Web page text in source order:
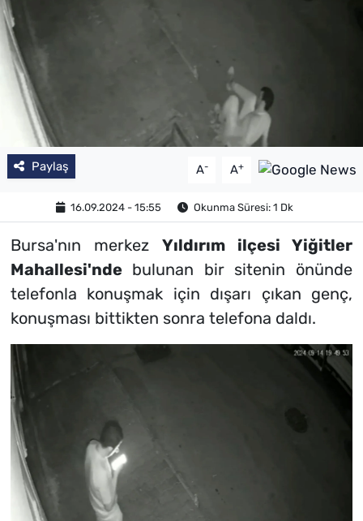
Paylaş A- A+
16.09.2024 - 15:55 Okunma Süresi: 1 Dk
Bursa'nın merkez Yıldırım ilçesi Yiğitler
Mahallesi'nde bulunan bir sitenin önünde
telefonla konuşmak için dışarı çıkan genç,
konuşması bittikten sonra telefona daldı.